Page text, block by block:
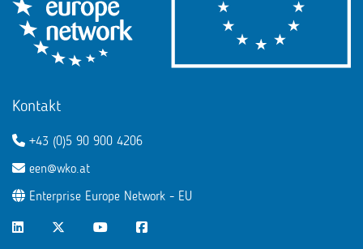
Kontakt
+43 (0)5 90 900 4206
een@wko.at
Enterprise Europe Network - EU
LinkedInTwitterYoutubeFacebook